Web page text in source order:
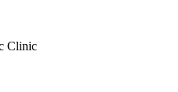
Clinic